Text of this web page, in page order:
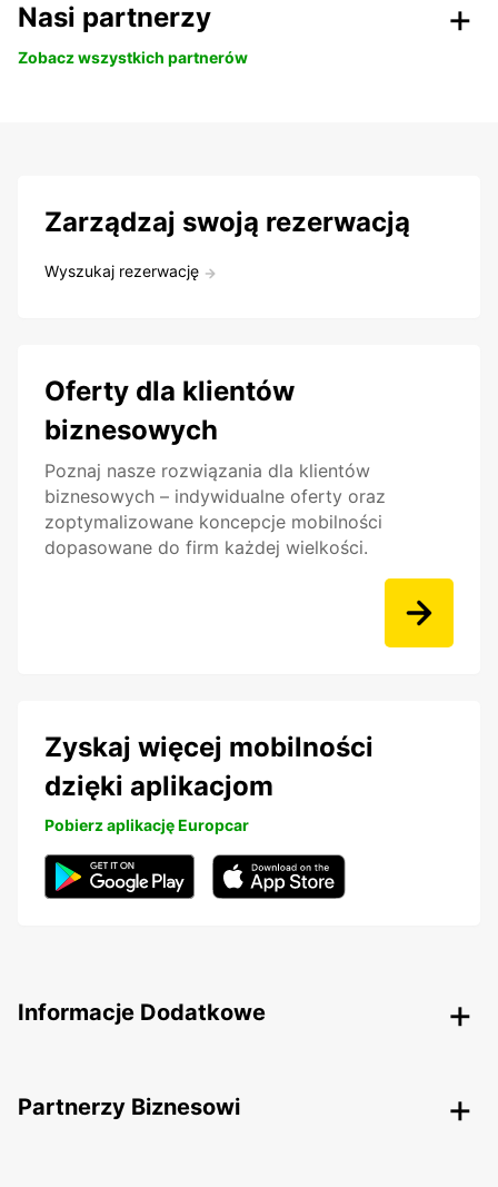
Nasi partnerzy
Zobacz wszystkich partnerów
Zarządzaj swoją rezerwacją
Wyszukaj rezerwację
Oferty dla klientów
biznesowych
Poznaj nasze rozwiązania dla klientów
biznesowych – indywidualne oferty oraz
zoptymalizowane koncepcje mobilności
dopasowane do firm każdej wielkości.
Zyskaj więcej mobilności
dzięki aplikacjom
Pobierz aplikację Europcar
Informacje Dodatkowe
Partnerzy Biznesowi